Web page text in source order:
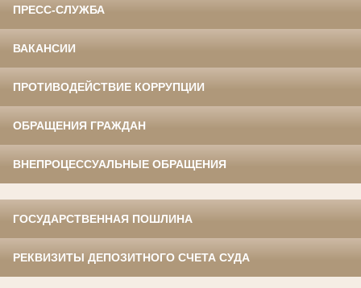
ПРЕСС-СЛУЖБА
ВАКАНСИИ
ПРОТИВОДЕЙСТВИЕ КОРРУПЦИИ
ОБРАЩЕНИЯ ГРАЖДАН
ВНЕПРОЦЕССУАЛЬНЫЕ ОБРАЩЕНИЯ
ГОСУДАРСТВЕННАЯ ПОШЛИНА
РЕКВИЗИТЫ ДЕПОЗИТНОГО СЧЕТА СУДА